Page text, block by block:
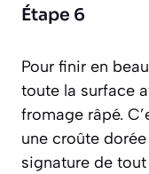
Étape 6
Pour finir en
toute la surface
fromage râpé.
une croûte
signature de